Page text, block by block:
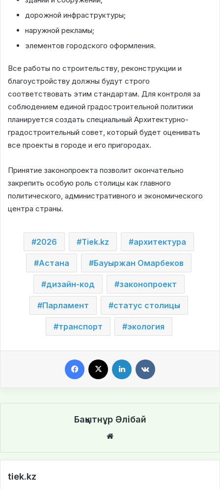
дорожной инфраструктуры;
наружной рекламы;
элементов городского оформления.
Все работы по строительству, реконструкции и
благоустройству должны будут строго
соответствовать этим стандартам. Для контроля за
соблюдением единой градостроительной политики
планируется создать специальный Архитектурно-
градостроительный совет, который будет оценивать
все проекты в городе и его пригородах.
Принятие законопроекта позволит окончательно
закрепить особую роль столицы как главного
политического, административного и экономического
центра страны.
2026 Tiek.kz архитектура
Астана Бауыржан Омарбеков
дизайн-код законопроект
Парламент статус столицы
транспорт экология
Бақытнұр Әлібай
te
tiek.kz